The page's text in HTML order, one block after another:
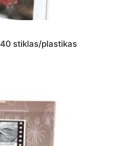
stiklas/plastikas